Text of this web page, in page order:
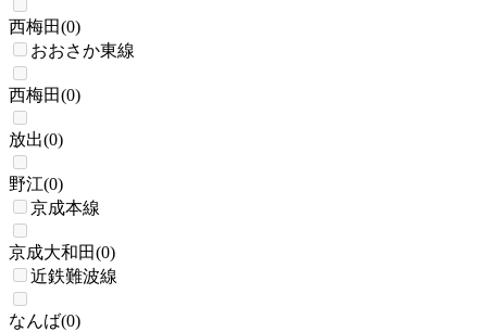
西梅田(0)
おおさか東線
西梅田(0)
放出(0)
野江(0)
京成本線
京成大和田(0)
近鉄難波線
なんば(0)